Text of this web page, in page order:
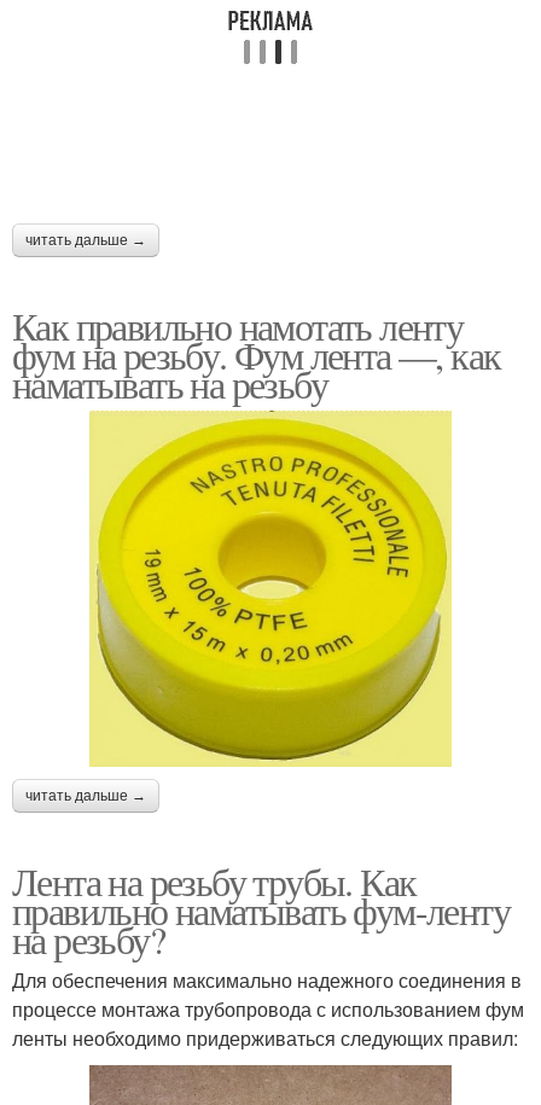
читать дальше →
Как правильно намотать ленту
фум на резьбу. Фум лента —, как
наматывать на резьбу
читать дальше →
Лента на резьбу трубы. Как
правильно наматывать фум-ленту
на резьбу?
Для обеспечения максимально надежного соединения в
процессе монтажа трубопровода с использованием фум
ленты необходимо придерживаться следующих правил: